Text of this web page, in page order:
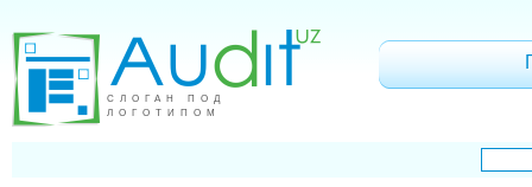
СЛОГАН ПОД
ЛОГОТИПОМ